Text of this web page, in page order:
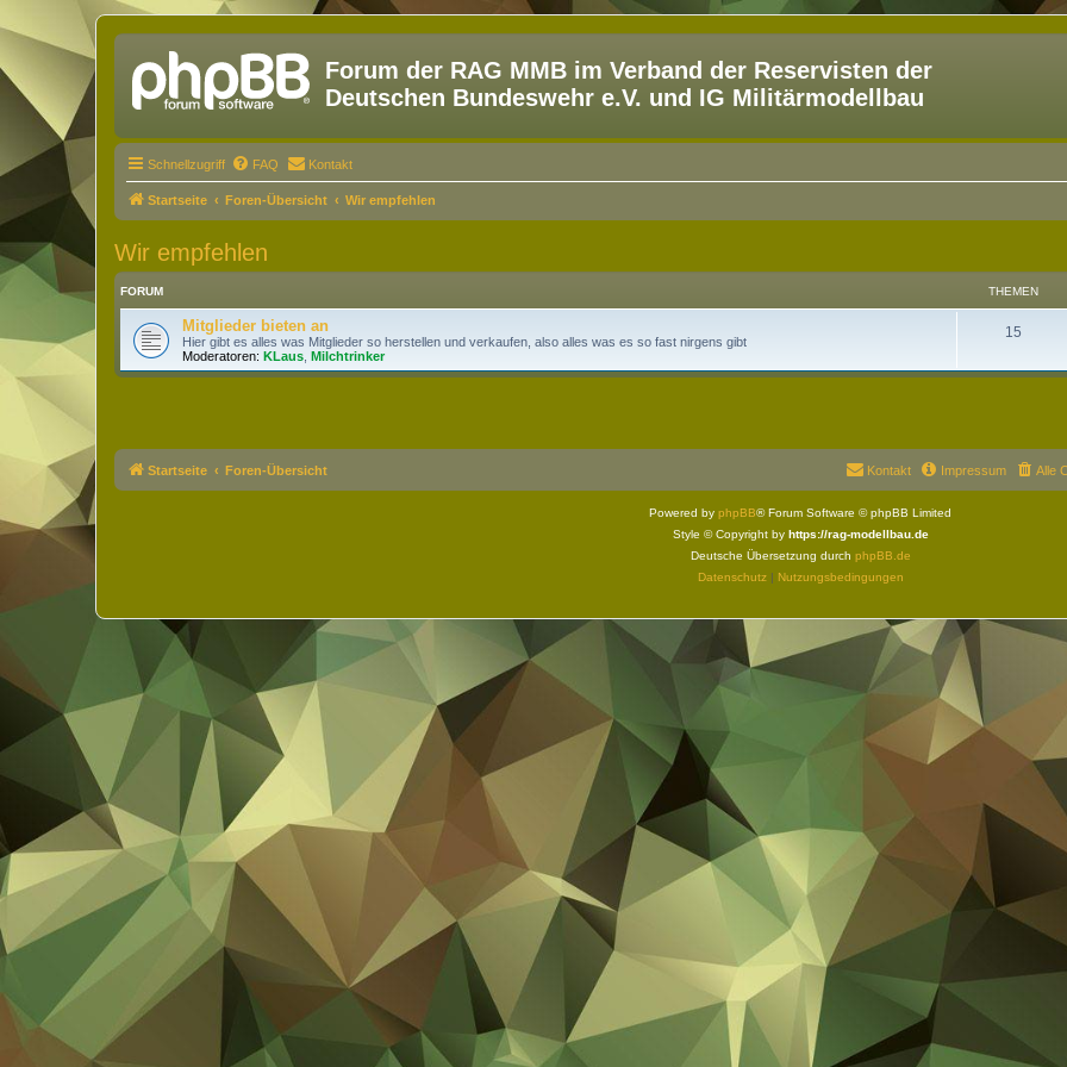
Forum der RAG MMB im Verband der Reservisten der
Deutschen Bundeswehr e.V. und IG Militärmodellbau
Schnellzugriff FAQ Kontakt
Startseite Foren-Übersicht Wir empfehlen
Wir empfehlen
FORUM THEMEN
Mitglieder bieten an
Hier gibt es alles was Mitglieder so herstellen und verkaufen, also alles was es so fast nirgens gibt
Moderatoren: KLaus Milchtrinker
15
Startseite Foren-Übersicht Alle
Impressum
Kontakt
Powered by phpBB® Forum Software © phpBB Limited
Style © Copyright by https://rag-modellbau.de
Deutsche Übersetzung durch phpBB.de
Datenschutz| Nutzungsbedingungen